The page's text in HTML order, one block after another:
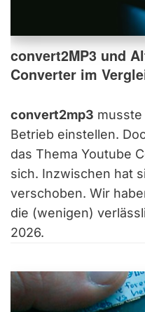
convert2MP3 und
Converter im
convert2mp3 musste
Betrieb einstellen.
das Thema Youtube
sich. Inzwischen hat
verschoben. Wir
die (wenigen)
2026.